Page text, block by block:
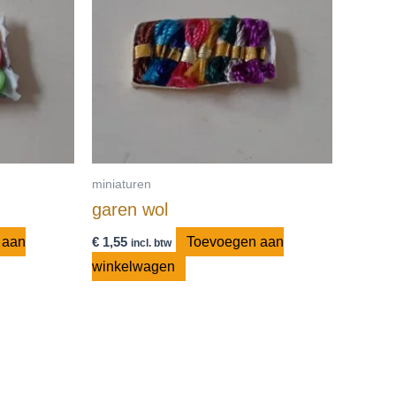
miniaturen
garen wol
€1,55 incl. btw
Toevoegen aan
winkelwagen